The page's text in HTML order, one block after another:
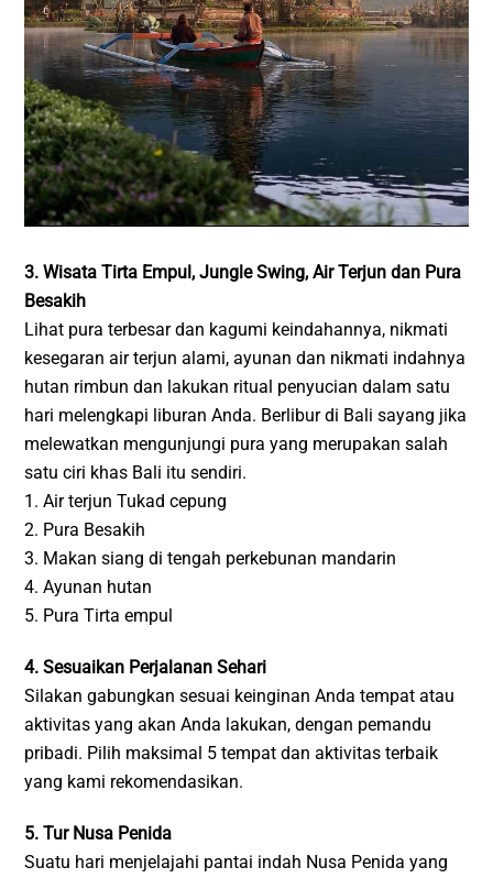
3. Wisata Tirta Empul, Jungle Swing, Air Terjun dan Pura
Besakih
Lihat pura terbesar dan kagumi keindahannya, nikmati
kesegaran air terjun alami, ayunan dan nikmati indahnya
hutan rimbun dan lakukan ritual penyucian dalam satu
hari melengkapi liburan Anda. Berlibur di Bali sayang jika
melewatkan mengunjungi pura yang merupakan salah
satu ciri khas Bali itu sendiri.
1. Air terjun Tukad cepung
2. Pura Besakih
3. Makan siang di tengah perkebunan mandarin
4. Ayunan hutan
5. Pura Tirta empul
4. Sesuaikan Perjalanan Sehari
Silakan gabungkan sesuai keinginan Anda tempat atau
aktivitas yang akan Anda lakukan, dengan pemandu
pribadi. Pilih maksimal 5 tempat dan aktivitas terbaik
yang kami rekomendasikan.
5. Tur Nusa Penida
Suatu hari menjelajahi pantai indah Nusa Penida yang